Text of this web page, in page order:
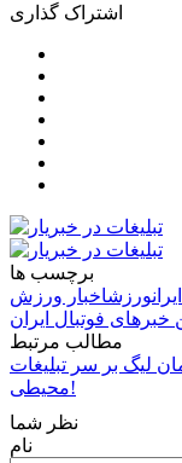
اشتراک گذاری
برچسب ها
ورزشاخبار ورزش
خبرهای فوتبال ایران
مطالب مرتبط
لیگ بر سر تبلیغات
محیطی!
نظر شما
نام